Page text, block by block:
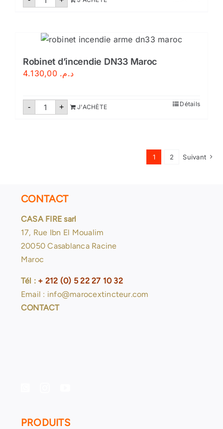
Maroc
aux
Normes
Marocaines
Robinet d’incendie DN33 Maroc
د.م. 4.130,00
- quantité
+ J'ACHÈTE Détails
1 2 Suivant
CONTACT
CASA FIRE sarl
17, Rue Ibn El Moualim
20050 Casablanca Racine
Maroc
Tél : + 212 (0) 5 22 27 10 32
Email : info@marocextincteur.com
CONTACT
PRODUITS